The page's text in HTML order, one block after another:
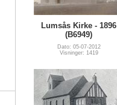
Lumsås Kirke - 1896
(B6949)
Dato: 05-07-2012
Visninger: 1419